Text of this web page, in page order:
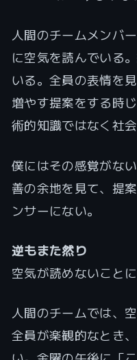
人間のチームメンバ
に空気を読んでいる
いる。全員の表情を
増やす提案をする時
術的知識ではなく社
僕にはその感覚がな
善の余地を見て、提
ンサーにない。
逆もまた然り
空気が読めないこと
人間のチームでは、
全員が楽観的なとき